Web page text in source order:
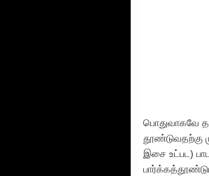
பொதுவாகவே
தூண்டுவதற்கு
இசை உட்பட)